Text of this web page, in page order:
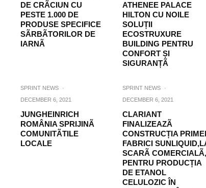
DE CRÃCIUN CU
PESTE 1.000 DE
PRODUSE SPECIFICE
SÃRBÃTORILOR DE
IARNÃ
ATHENEE PALACE
HILTON CU NOILE
SOLUȚII
ECOSTRUXURE
BUILDING PENTRU
CONFORT ȘI
SIGURANȚÃ
SPRINT NEWS
·
DECEMBER 6, 2021
JUNGHEINRICH
ROMÂNIA SPRIJINÃ
COMUNITÃTILE
LOCALE
SPRINT NEWS
·
DECEMBER 6, 2021
CLARIANT
FINALIZEAZÃ
CONSTRUCȚIA PRIMEI
FABRICI
SCARÃ COMERCIALÃ,
PENTRU PRODUCȚIA
DE ETANOL
CELULOZIC ÎN